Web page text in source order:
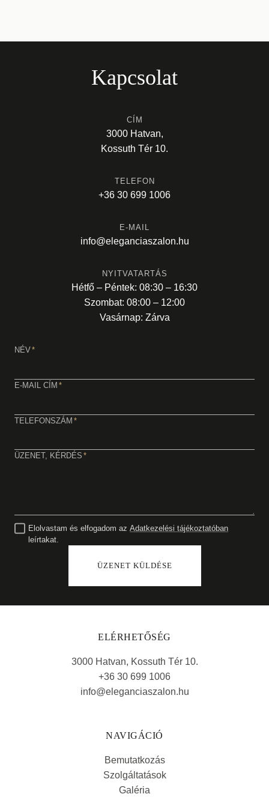
Kapcsolat
CÍM
3000 Hatvan,
Kossuth Tér 10.
TELEFON
+36 30 699 1006
E-MAIL
info@eleganciaszalon.hu
NYITVATARTÁS
Hétfő – Péntek: 08:30 – 16:30
Szombat: 08:00 – 12:00
Vasárnap: Zárva
NÉV*
E-MAIL CÍM *
TELEFONSZÁM *
ÜZENET, KÉRDÉS *
Elolvastam és elfogadom azAdatkezelési tájékoztatóban
leírtakat.
ÜZENET KÜLDÉSE
ELÉRHETŐSÉG
3000 Hatvan, Kossuth Tér 10.
+36 30 699 1006
info@eleganciaszalon.hu
NAVIGÁCIÓ
Bemutatkozás
Szolgáltatások
Galéria